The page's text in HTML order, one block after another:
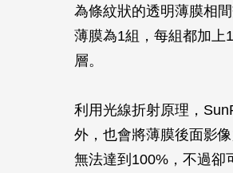
為條紋狀的透明薄膜相
薄膜為1組，每組都加上
層。
利用光線折射原理，
外，也會將薄膜後面影
無法達到100%，不過卻